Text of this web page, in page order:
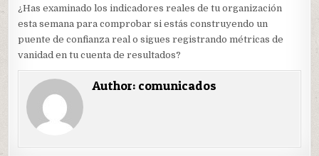
¿Has examinado los indicadores reales de tu organización
esta semana para comprobar si estás construyendo un
puente de confianza real o sigues registrando métricas de
vanidad en tu cuenta de resultados?
Author: comunicados